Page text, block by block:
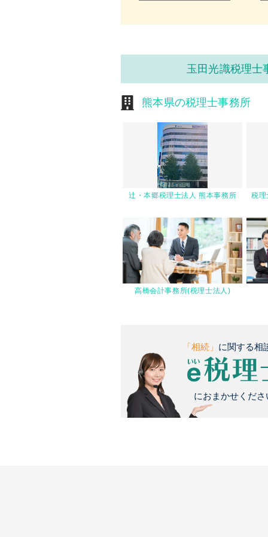
玉田光識税理士
熊本県の税理士事務所
辻・本郷税理士法人 熊本事務所 税理
高橋会計事務所(税理士法人)
「相続」 に関する相
におまかせくださ